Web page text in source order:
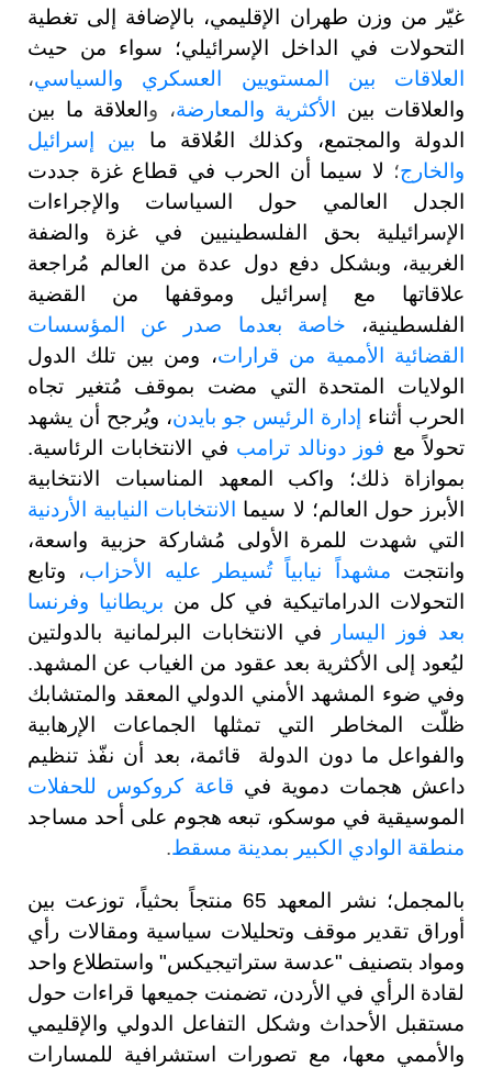
غيّر من وزن طهران الإقليمي، بالإضافة إلى تغطية
التحولات في الداخل الإسرائيلي؛ سواء من حيث
العلاقات بين المستويين العسكري والسياسي،
والعلاقات بين الأكثرية والمعارضة، و العلاقة ما بين
الدولة والمجتمع، وكذلك العُلاقة ما بين إسرائيل
والخارج؛ لا سيما أن الحرب في قطاع غزة جددت
الجدل العالمي حول السياسات والإجراءات
الإسرائيلية بحق الفلسطينيين في غزة والضفة
الغربية، وبشكل دفع دول عدة من العالم مُراجعة
علاقاتها مع إسرائيل وموقفها من القضية
الفلسطينية، خاصة بعدما صدر عن المؤسسات
القضائية الأممية من قرارات، ومن بين تلك الدول
الولايات المتحدة التي مضت بموقف مُتغير تجاه
الحرب أثناء إدارة الرئيس جو بايدن، ويُرجح أن يشهد
تحولاً مع فوز دونالد ترامب في الانتخابات الرئاسية.
بموازاة ذلك؛ واكب المعهد المناسبات الانتخابية
الأبرز حول العالم؛ لا سيما الانتخابات النيابية الأردنية
التي شهدت للمرة الأولى مُشاركة حزبية واسعة،
وانتجت مشهداً نيابياً تُسيطر عليه الأحزاب، وتابع
التحولات الدراماتيكية في كل من بريطانيا وفرنسا
بعد فوز اليسار
في الانتخابات البرلمانية بالدولتين
ليُعود إلى الأكثرية بعد عقود من الغياب عن المشهد.
وفي ضوء المشهد الأمني الدولي المعقد والمتشابك
ظلّت المخاطر التي تمثلها الجماعات الإرهابية
والفواعل ما دون الدولة قائمة، بعد أن نفّذ تنظيم
داعش هجمات دموية في قاعة كروكوس للحفلات
الموسيقية في موسكو، تبعه هجوم على أحد مساجد
منطقة الوادي الكبير بمدينة مسقط.
بالمجمل؛ نشر المعهد 65 منتجاً بحثياً، توزعت بين
أوراق تقدير موقف وتحليلات سياسية ومقالات رأي
ومواد بتصنيف "عدسة ستراتيجيكس" واستطلاع واحد
لقادة الرأي في الأردن، تضمنت جميعها قراءات حول
مستقبل الأحداث وشكل التفاعل الدولي والإقليمي
والأممي معها، مع تصورات استشرافية للمسارات